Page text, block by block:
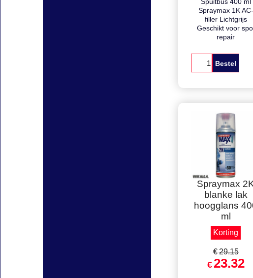
€11.98
Incl. 21% btw € 9.90
Excl. 21% btw
Spraymax 1K AC-
repair
Bestel
Staffelkorting !
Spraymax 2K
blanke lak